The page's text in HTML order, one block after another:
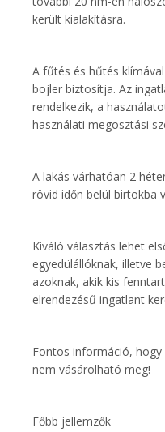
került kialakításra.
A fűtés és hűtés
bojler biztosítja. Az
rendelkezik, a
használati megosztási
A lakás várhatóan 2
rövid időn belül birtokba
Kiváló választás lehet
egyedülállóknak, illetve
azoknak, akik kis
elrendezésű ingatlant
Fontos információ, hogy
nem vásárolható meg!
Főbb jellemzők